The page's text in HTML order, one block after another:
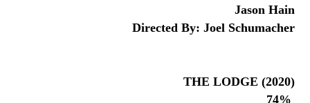
Jason Hain
Directed By: Joel Schumacher
THE LODGE (2020)